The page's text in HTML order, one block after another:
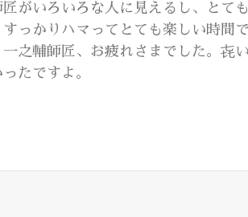
匠がいろいろな人に見えるし、とて
っかりハマってとても楽しい時間
之輔師匠、お疲れさまでした。㐂
たですよ。